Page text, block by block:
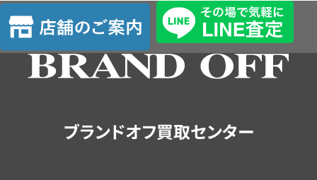
店
舗
の
ブランドオフ買取センター